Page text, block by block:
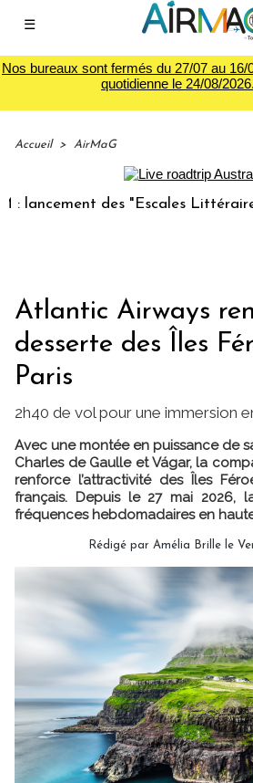
☰
Nos bureaux sont fermés du 27/07 au
quotidienne le 24/08/
Accueil > AirMaG
des "Escales Littéraires", la
Atlantic Airways
desserte des Îles
Paris
2h40 de vol pour une immersion
Avec une montée en puissance de
Charles de Gaulle et Vágar, la
renforce l’attractivité des Îles
français. Depuis le 27 mai 2026,
fréquences hebdomadaires en
Rédigé par Amélia Brille le